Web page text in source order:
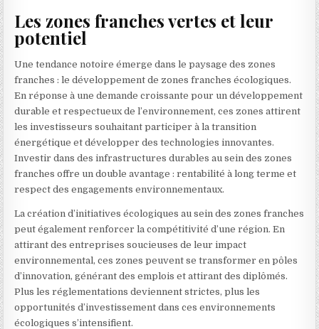
Les zones franches vertes et leur
potentiel
Une tendance notoire émerge dans le paysage des zones
franches : le développement de zones franches écologiques.
En réponse à une demande croissante pour un développement
durable et respectueux de l’environnement, ces zones attirent
les investisseurs souhaitant participer à la transition
énergétique et développer des technologies innovantes.
Investir dans des infrastructures durables au sein des zones
franches offre un double avantage : rentabilité à long terme et
respect des engagements environnementaux.
La création d’initiatives écologiques au sein des zones franches
peut également renforcer la compétitivité d’une région. En
attirant des entreprises soucieuses de leur impact
environnemental, ces zones peuvent se transformer en pôles
d’innovation, générant des emplois et attirant des diplômés.
Plus les réglementations deviennent strictes, plus les
opportunités d’investissement dans ces environnements
écologiques s’intensifient.